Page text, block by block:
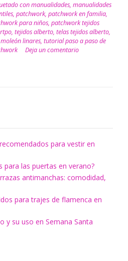
a
paso:
Juego
de
pesca
conmanualidades, manualidades
, patchwork, patchwork en familia,
para niños, patchwork tejidos
, tejidos alberto, telas tejidos alberto,
linares, tutorial paso a paso de
Deja un comentario
para vestir en
para las puertas en verano?
antimanchas: comodidad,
para trajes de flamenca en
y su uso en Semana Santa